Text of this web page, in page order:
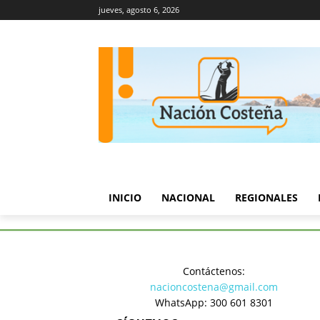
jueves, agosto 6, 2026
INICIO NACIONAL REGIONALES
JUDICIAL
Contáctenos:
nacioncostena@gmail.com
WhatsApp: 300 601 8301